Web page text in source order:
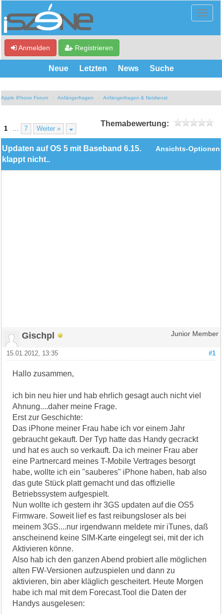
Anmelden Registrieren
Neue Letzten News Suche
Apple iPhone Forum Anfängerfragen Anfängerfragen & Notdienst
1 7 Weiter »
Themabewertung:
Ansichts-Optionen
Updaten auf OS 5 mit Baseband 6.15.
klappt nicht..
Gischpl Junior Member
#1
15.01.2012, 13:35
Hallo zusammen,
ich bin neu hier und hab ehrlich gesagt auch nicht viel
Ahnung....daher meine Frage.
Erst zur Geschichte:
Das iPhone meiner Frau habe ich vor einem Jahr
gebraucht gekauft. Der Typ hatte das Handy gecrackt
und hat es auch so verkauft. Da ich meiner Frau aber
eine Partnercard meines T-Mobile Vertrages besorgt
habe, wollte ich ein "sauberes" iPhone haben, hab also
das gute Stück platt gemacht und das offizielle
Betriebssystem aufgespielt.
Nun wollte ich gestern ihr 3GS updaten auf die OS5
Firmware. Soweit lief es fast reibungsloser als bei
meinem 3GS....nur irgendwann meldete mir iTunes, daß
anscheinend keine SIM-Karte eingelegt sei, mit der ich
Aktivieren könne.
Also hab ich den ganzen Abend probiert alle möglichen
alten FW-Versionen aufzuspielen und dann zu
aktivieren, bin aber kläglich gescheitert. Heute Morgen
habe ich mal mit dem Forecast.Tool die Daten der
Handys ausgelesen: